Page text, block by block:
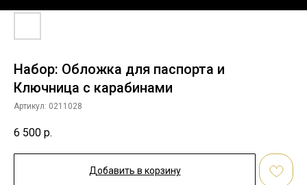
Набор: Обложка для паспорта и
Ключница с карабинами
Артикул: 0211028
6 500 р.
Добавить в корзину